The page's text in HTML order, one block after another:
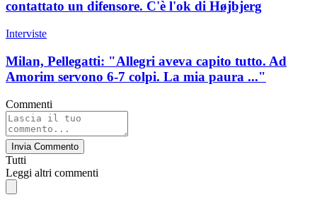
contattato un difensore. C'è l'ok di Højbjerg
Interviste
Milan, Pellegatti: "Allegri aveva capito tutto. Ad
Amorim servono 6-7 colpi. La mia paura ..."
Commenti
Invia Commento
Tutti
Leggi altri commenti